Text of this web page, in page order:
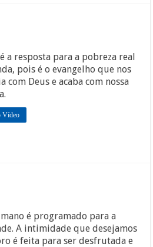
a resposta para a pobreza real
pois é o evangelho que nos
com Deus e acaba com nossa
Vídeo
é programado para a
A intimidade que desejamos
é feita para ser desfrutada e